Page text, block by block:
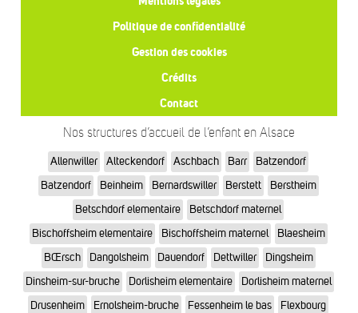
Politique de confidentialité
Gestion des cookies
Crédits
Contact
Nos structures d’accueil de l’enfant en Alsace
Allenwiller Alteckendorf Aschbach Barr
Batzendorf
Batzendorf
Beinheim Bernardswiller Berstett
Berstheim
Betschdorf elementaire
Betschdorf maternel
Bischoffsheim elementaire
Bischoffsheim maternel
Blaesheim
BŒrsch
Dangolsheim Dauendorf Dettwiller
Dingsheim
Dinsheim-sur-bruche
Dorlisheim elementaire
Dorlisheim maternel
Drusenheim
Ernolsheim-bruche Fessenheim le bas
Flexbourg